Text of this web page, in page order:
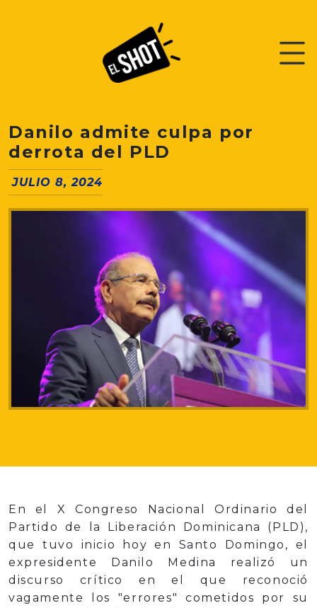
Danilo admite culpa por
derrota del PLD
JULIO 8, 2024
En el X Congreso Nacional Ordinario del
Partido de la Liberación Dominicana (PLD),
que tuvo inicio hoy en Santo Domingo, el
expresidente Danilo Medina realizó un
discurso crítico en el que reconoció
vagamente los "errores" cometidos por su